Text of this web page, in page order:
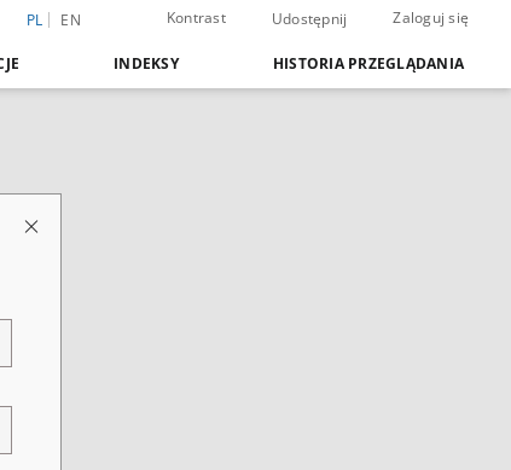
PL EN Kontrast Udostępnij Zaloguj się
INDEKSY HISTORIA PRZEGLĄDANIA